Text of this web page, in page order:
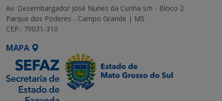
Av. Desembargador José Nunes da Cunha s/n - Bloco 2
Parque dos Poderes - Campo Grande | MS
CEP.: 79031-310
MAPA